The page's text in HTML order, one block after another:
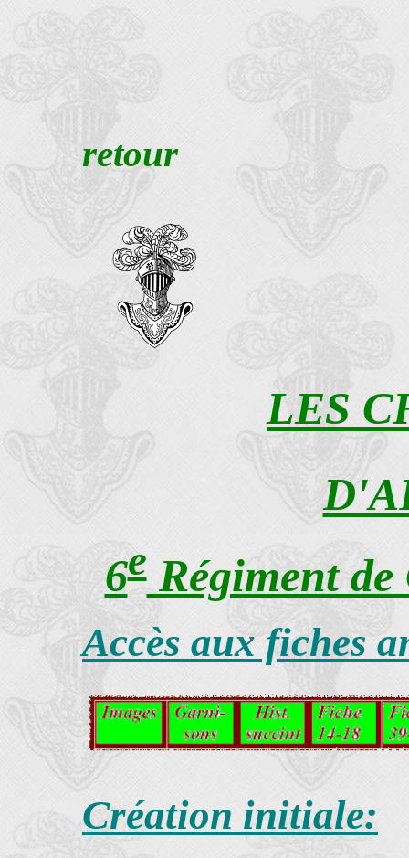
retour
LES
6eRégiment de
Accès aux fiches
Création initiale: